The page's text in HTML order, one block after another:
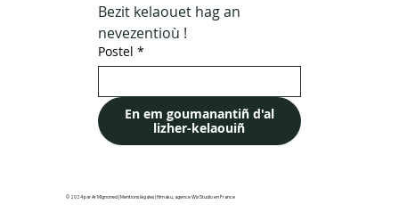
© 2024 par Ar Mignoned |Mentions légales|Himaku, agence Wix Studio en France
Bezit kelaouet hag an
nevezentioù !
Postel *
En em goumanantiñ d'al
lizher-kelaouiñ